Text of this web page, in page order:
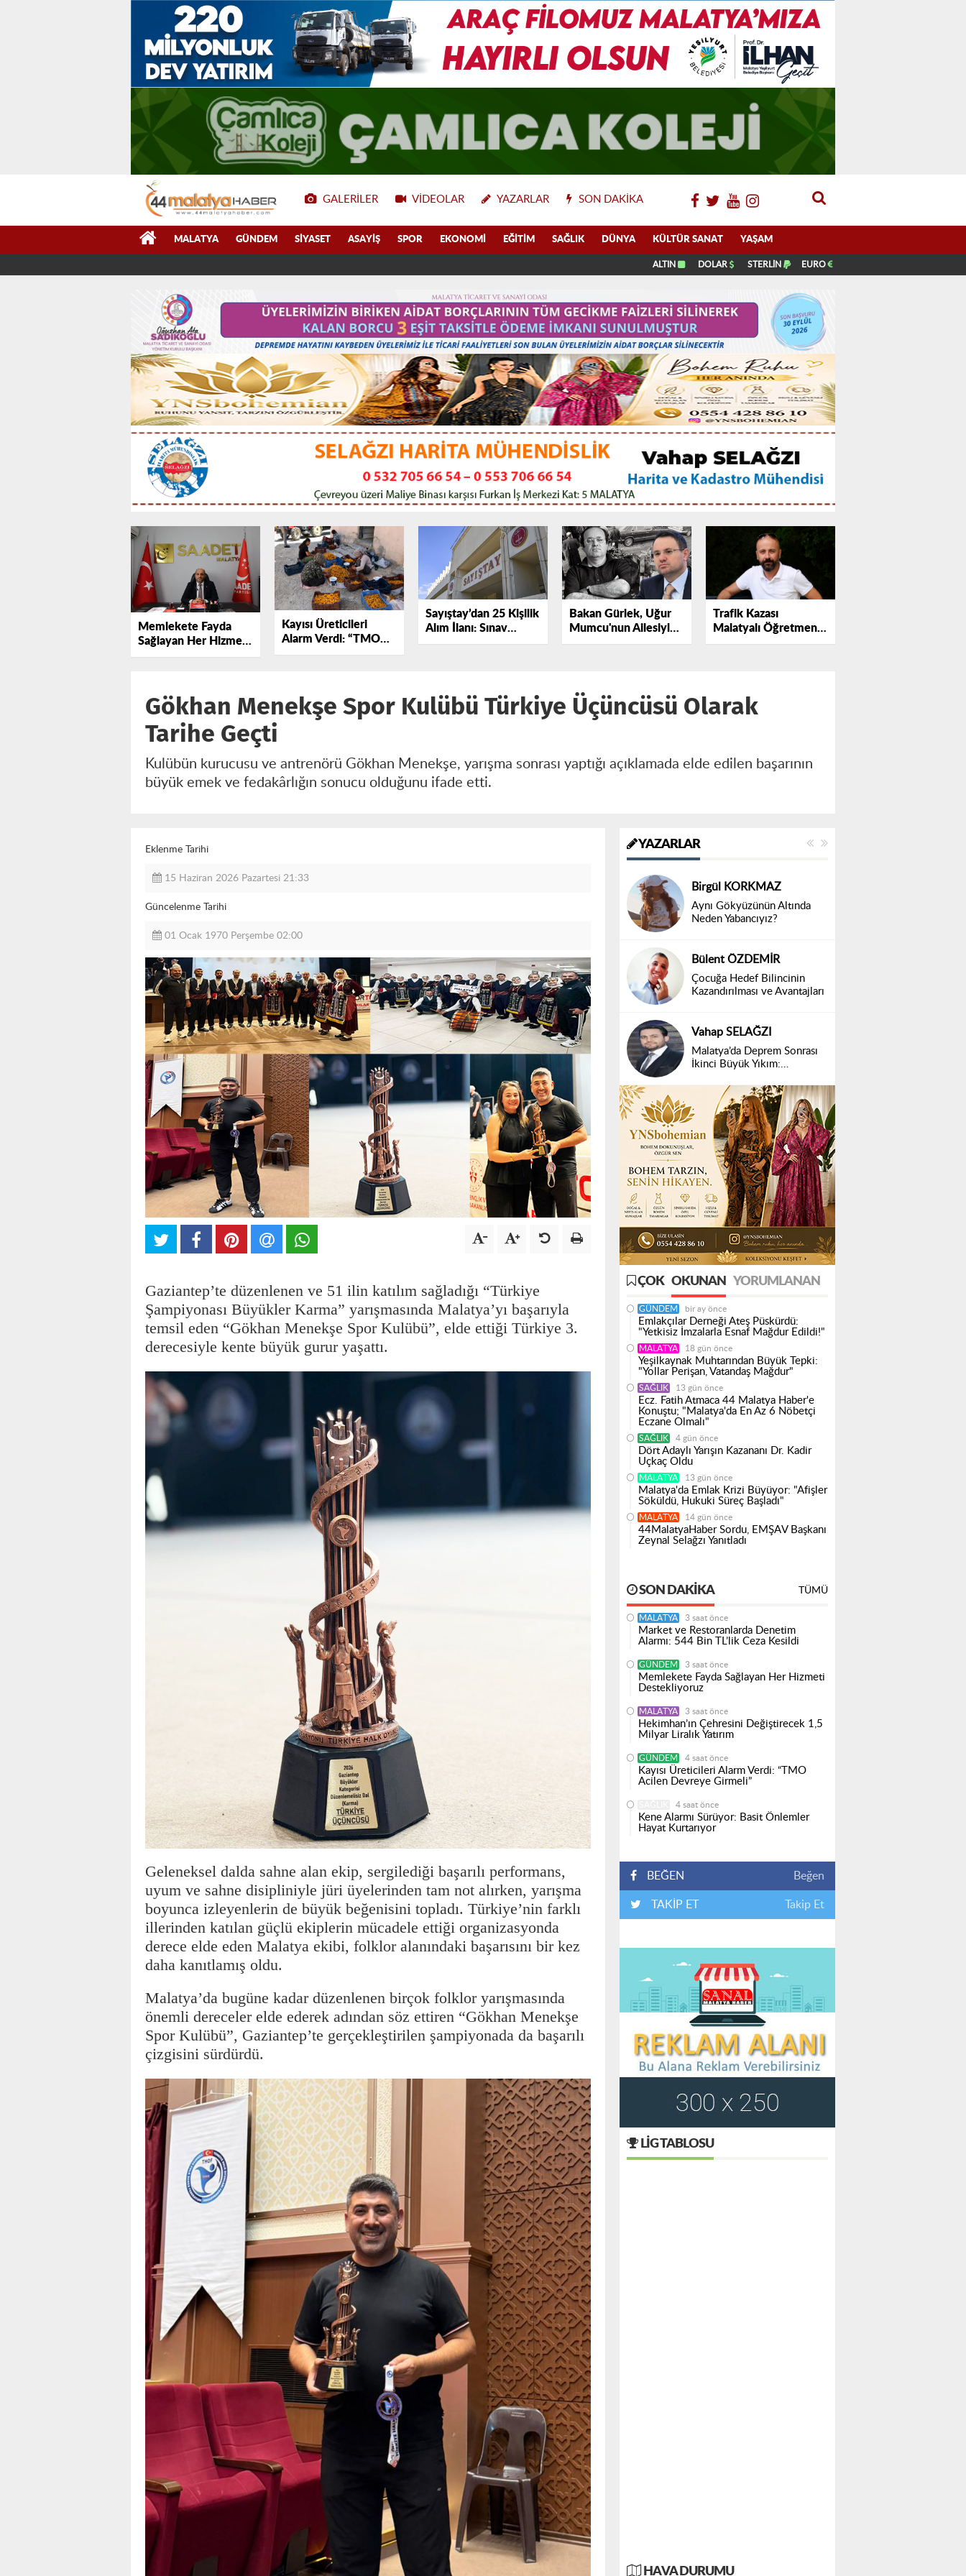
GALERILER VIDEOLAR YAZARLAR SON DAKIKA
MALATYA GÜNDEM SIYASET ASAYIŞ SPOR EKONOMI EĞITIM SAĞLIK DÜNYA KÜLTÜR SANAT YAŞAM
ALTIN DOLAR STERLİN EURO
Memlekete Fayda
Sağlayan Her Hizmeti
Destekliyoruz
Kayısı Üreticileri
Alarm Verdi: “TMO
Acilen Devreye
Sayıştay’dan 25 Kişilik
Alım İlanı: Sınav
Maratonu Eylül’de
Bakan Gürlek, Uğur
Mumcu'nun Ailesiyle
Bir Araya Geliyor
Trafik Kazası
Malatyalı Öğretmeni
Aramızdan Aldı
Gökhan Menekşe Spor Kulübü Türkiye Üçüncüsü Olarak
Tarihe Geçti
Kulübün kurucusu ve antrenörü Gökhan Menekşe, yarışma sonrası yaptığı açıklamada elde edilen başarının
büyük emek ve fedakârlığın sonucu olduğunu ifade etti.
Eklenme Tarihi
15 Haziran 2026 Pazartesi 21:33
Güncelenme Tarihi
01 Ocak 1970 Perşembe 02:00
Gaziantep’te düzenlenen ve 51 ilin katılım sağladığı “Türkiye
Şampiyonası Büyükler Karma” yarışmasında Malatya’yı başarıyla
temsil eden “Gökhan Menekşe Spor Kulübü”, elde ettiği Türkiye 3.
derecesiyle kente büyük gurur yaşattı.
Geleneksel dalda sahne alan ekip, sergilediği başarılı performans,
uyum ve sahne disipliniyle jüri üyelerinden tam not alırken, yarışma
boyunca izleyenlerin de büyük beğenisini topladı. Türkiye’nin farklı
illerinden katılan güçlü ekiplerin mücadele ettiği organizasyonda
derece elde eden Malatya ekibi, folklor alanındaki başarısını bir kez
daha kanıtlamış oldu.
Malatya’da bugüne kadar düzenlenen birçok folklor yarışmasında
önemli dereceler elde ederek adından söz ettiren “Gökhan Menekşe
Spor Kulübü”, Gaziantep’te gerçekleştirilen şampiyonada da başarılı
çizgisini sürdürdü.
YAZARLAR
Birgül KORKMAZ
Aynı Gökyüzünün Altında
Neden Yabancıyız?
Bülent ÖZDEMİR
Çocuğa Hedef Bilincinin
Kazandırılması ve Avantajları
Vahap SELAĞZI
Malatya’da Deprem Sonrası
İkinci Büyük Yıkım:
ÇOK OKUNAN YORUMLANAN
GÜNDEM bir ay önce
Emlakçılar Derneği Ateş Püskürdü:
"Yetkisiz İmzalarla Esnaf Mağdur Edildi!"
MALATYA 18 gün önce
Yeşilkaynak Muhtarından Büyük Tepki:
"Yollar Perişan, Vatandaş Mağdur"
SAĞLIK 13 gün önce
Ecz. Fatih Atmaca 44 Malatya Haber'e
Konuştu; "Malatya'da En Az 6 Nöbetçi
Eczane Olmalı"
SAĞLIK 4 gün önce
Dört Adaylı Yarışın Kazananı Dr. Kadir
Uçkaç Oldu
MALATYA 13 gün önce
Malatya'da Emlak Krizi Büyüyor: "Afişler
Söküldü, Hukuki Süreç Başladı"
MALATYA 14 gün önce
44MalatyaHaber Sordu, EMŞAV Başkanı
Zeynal Selağzı Yanıtladı
SON DAKIKA TÜMÜ
MALATYA 3 saat önce
Market ve Restoranlarda Denetim
Alarmı: 544 Bin TL’lik Ceza Kesildi
GÜNDEM 3 saat önce
Memlekete Fayda Sağlayan Her Hizmeti
Destekliyoruz
MALATYA 3 saat önce
Hekimhan’ın Çehresini Değiştirecek 1,5
Milyar Liralık Yatırım
GÜNDEM 4 saat önce
Kayısı Üreticileri Alarm Verdi: “TMO
Acilen Devreye Girmeli”
4 saat önce
Kene Alarmı Sürüyor: Basit Önlemler
Hayat Kurtarıyor
BEĞEN Beğen
TAKİP ET Takip Et
LIG TABLOSU
HAVA DURUMU